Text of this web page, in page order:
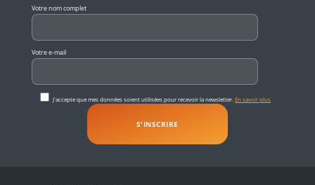
Votre nom complet
Votre e-mail
J'accepte que mes données soient utilisées pour recevoir la newsletter. En savoir plus